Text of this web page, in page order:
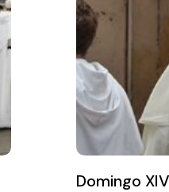
Domingo XIV